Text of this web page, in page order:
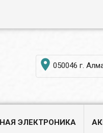
 050046 г.
ЭЛЕКТРОНИКА